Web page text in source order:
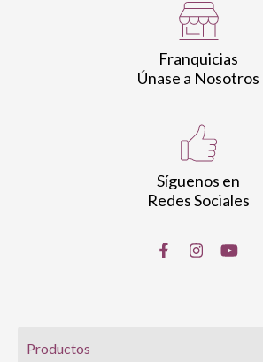
Franquicias
Únase a Nosotros
Síguenos en
Redes Sociales
Productos